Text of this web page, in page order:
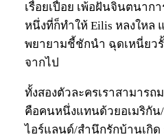
เรื่อยเปื่อย เพ้อฝันจินตนาก
หนึ่งที่ก็ทำให้ Eilis หลงใหล
พยายามชี้ชักนำ ฉุดเหนี่ยวรั้
จากไป
ทั้งสองตัวละครเราสามาร
คือคนหนึ่งแทนด้วยอเมริกั
ไอร์แลนด์/สำนึกรักบ้านเกิด